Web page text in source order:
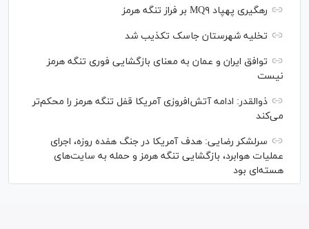
رهگیری پهپاد MQ۹ بر فراز تنگه هرمز
تخلیه شهرستان جاسک تکذیب شد
توافق ایران و عمان به معنای بازگشایی فوری تنگه هرمز
نیست
ذوالقدر: ادامه آتش‌افروزی آمریکا قفل تنگه هرمز را محکم‌تر
می‌کند
سرلشکر رضایی: هدف آمریکا در جنگ هفده روزه، اجرای
عملیات هوابرد، بازگشایی تنگه هرمز و حمله به سایت‌های
هسته‌ای بود